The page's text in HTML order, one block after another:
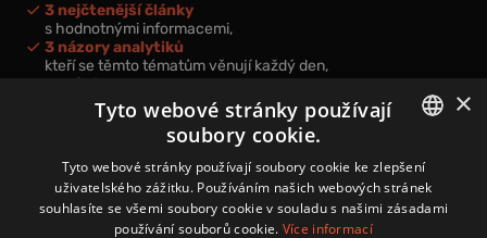
3 nejčtenější články
s hodnotnými informacemi,
3 názory analytiků
kteří se těmto tématům věnují každý den,
nová videa a podcasty
k prohloubení vašich znalostí.
Přihlášením k newsletteru vyjadřujete svůj souhlas spodmínkami
zpracování osobních údajů.
CZECH
×
Tyto webové stránky používají
soubory cookie.
Tyto webové stránky používají soubory cookie ke zlepšení
uživatelského zážitku. Používáním našich webových stránek
souhlasíte se všemi soubory cookie v souladu s našimi zásadami
používání souborů cookie. Více informací